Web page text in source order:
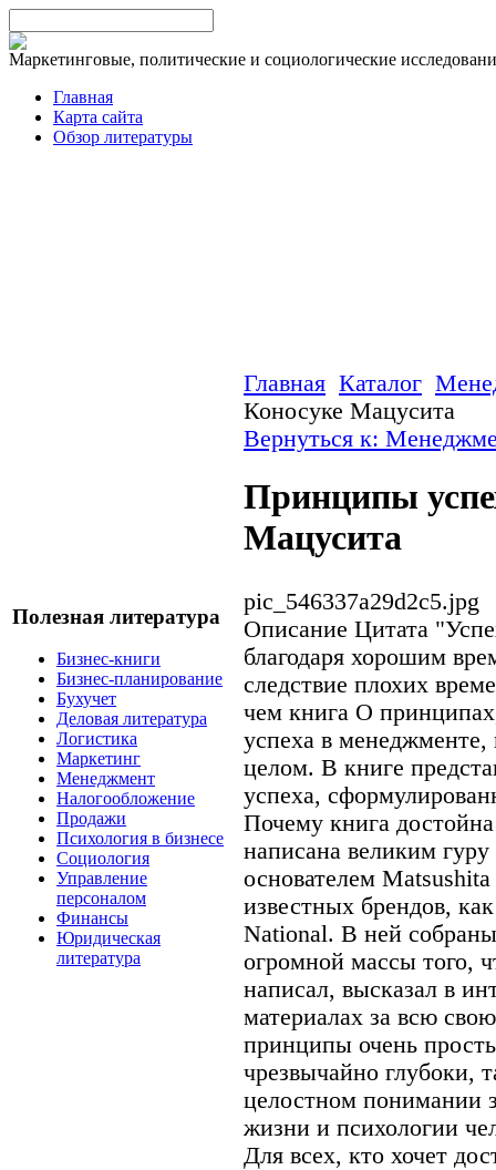
Маркетинговые, политические и социологические
Главная
Карта сайта
Обзор литературы
Полезная литература
Бизнес-книги
Бизнес-планирование
Бухучет
Деловая литература
Логистика
Маркетинг
Менеджмент
Налогообложение
Продажи
Психология в бизнесе
Социология
Управление
персоналом
Финансы
Юридическая
литература
Главная Каталог
Коносуке Мацусита
Вернуться к:
Принципы
Мацусита
pic_546337a29d2c5.jpg
Описание Цитата
благодаря хорошим
следствие плохих
чем книга О
успеха в
целом. В книге
успеха,
Почему книга
написана великим
основателем
известных брендов,
National. В ней
огромной массы того,
написал, высказал в
материалах за всю
принципы очень
чрезвычайно глубоки,
целостном понимании
жизни и психологии
Для всех, кто хочет